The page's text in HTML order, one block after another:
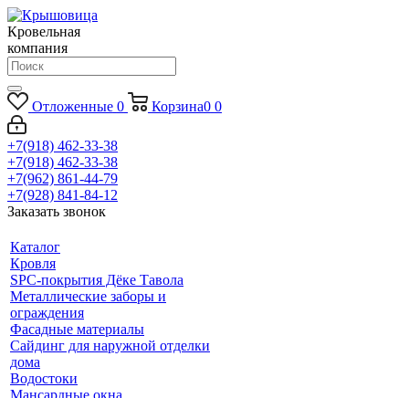
Кровельная
компания
Отложенные 0 Корзина0 0
+7(918) 462-33-38
+7(918) 462-33-38
+7(962) 861-44-79
+7(928) 841-84-12
Заказать звонок
Каталог
Кровля
SPC-покрытия Дёке Тавола
Металлические заборы и
ограждения
Фасадные материалы
Сайдинг для наружной отделки
дома
Водостоки
Мансардные окна